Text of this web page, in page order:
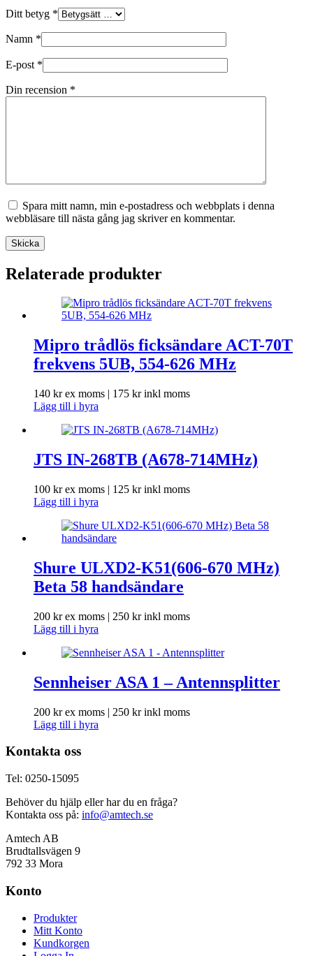
Ditt betyg *
Namn *
E-post *
Din recension *
Spara mitt namn, min e-postadress och webbplats i denna
webbläsare till nästa gång jag skriver en kommentar.
Skicka
Relaterade produkter
Mipro trådlös ficksändare ACT-70T
frekvens 5UB, 554-626 MHz
140 krex moms | 175 krinkl moms
Lägg till i hyra
JTS IN-268TB (A678-714MHz)
100 krex moms | 125 krinkl moms
Lägg till i hyra
Shure ULXD2-K51(606-670 MHz)
Beta 58 handsändare
200 krex moms | 250 krinkl moms
Lägg till i hyra
Sennheiser ASA 1 – Antennsplitter
200 krex moms | 250 krinkl moms
Lägg till i hyra
Kontakta oss
Tel: 0250-15095
Behöver du hjälp eller har du en fråga?
Kontakta oss på: info@amtech.se
Amtech AB
Brudtallsvägen 9
792 33 Mora
Konto
Produkter
Mitt Konto
Kundkorgen